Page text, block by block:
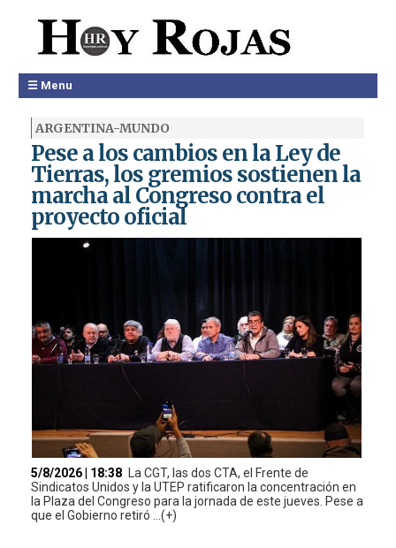
☰ Menu
ARGENTINA-MUNDO
Pese a los cambios en la Ley de
Tierras, los gremios sostienen la
marcha al Congreso contra el
proyecto oficial
5/8/2026 | 18:38
La CGT, las dos CTA, el Frente de
Sindicatos Unidos y la UTEP ratificaron la concentración en
la Plaza del Congreso para la jornada de este jueves. Pese a
que el Gobierno retiró ...(+)